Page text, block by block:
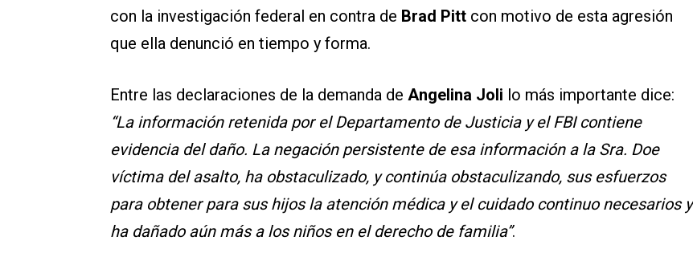
con la investigación federal en contra de Brad Pitt con motivo de esta agresión
que ella denunció en tiempo y forma.
Entre las declaraciones de la demanda de Angelina Joli lo más importante dice:
“La información retenida por el Departamento de Justicia y el FBI contiene
evidencia del daño. La negación persistente de esa información a la Sra. Doe
víctima del asalto, ha obstaculizado, y continúa obstaculizando, sus esfuerzos
para obtener para sus hijos la atención médica y el cuidado continuo necesarios y
ha dañado aún más a los niños en el derecho de familia”.